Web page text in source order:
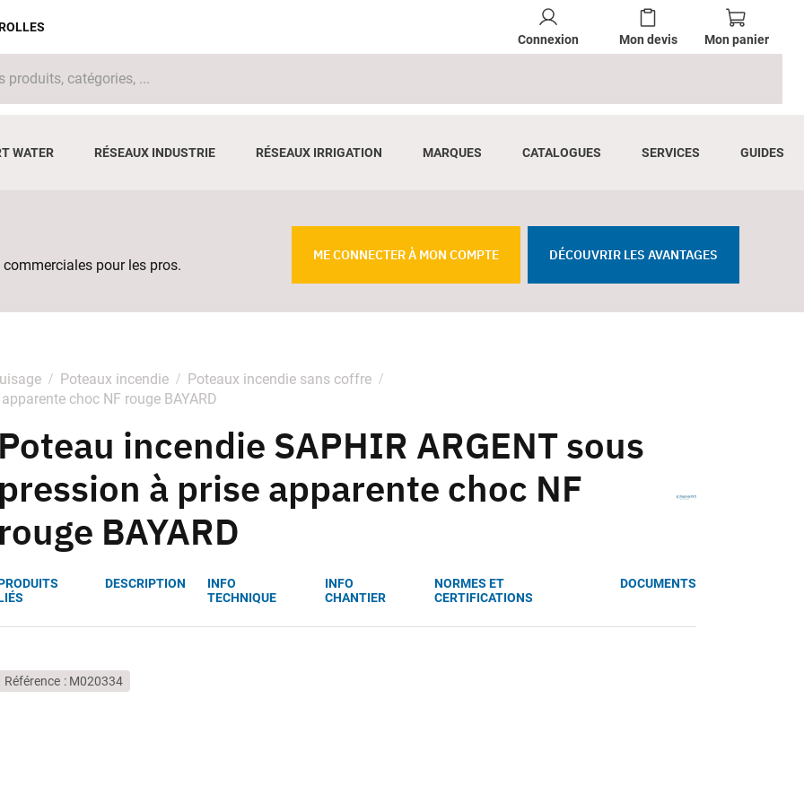
Connexion Mon devis Mon panier
WATER RÉSEAUX INDUSTRIE RÉSEAUX IRRIGATION MARQUES CATALOGUES SERVICES GUIDES
pour les pros.
ME CONNECTER À MON COMPTE DÉCOUVRIR LES AVANTAGES
Poteaux incendie
Poteaux incendie sans coffre
choc NF rouge BAYARD
Poteau incendie SAPHIR ARGENT sous
pression à prise apparente choc NF
rouge BAYARD
DESCRIPTION
INFO
TECHNIQUE
INFO
CHANTIER
NORMES ET
CERTIFICATIONS
DOCUMENTS
Référence M020334